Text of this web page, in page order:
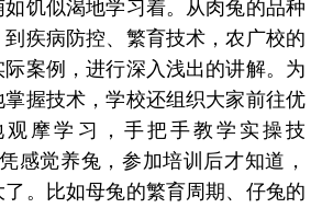
饥似渴地学习着。从肉兔的品种
疾病防控、繁育技术，农广校的
案例，进行深入浅出的讲解。为
握技术，学校还组织大家前往优
摩学习，手把手教学实操技
感觉养兔，参加培训后才知道，
。比如母兔的繁育周期、仔兔的